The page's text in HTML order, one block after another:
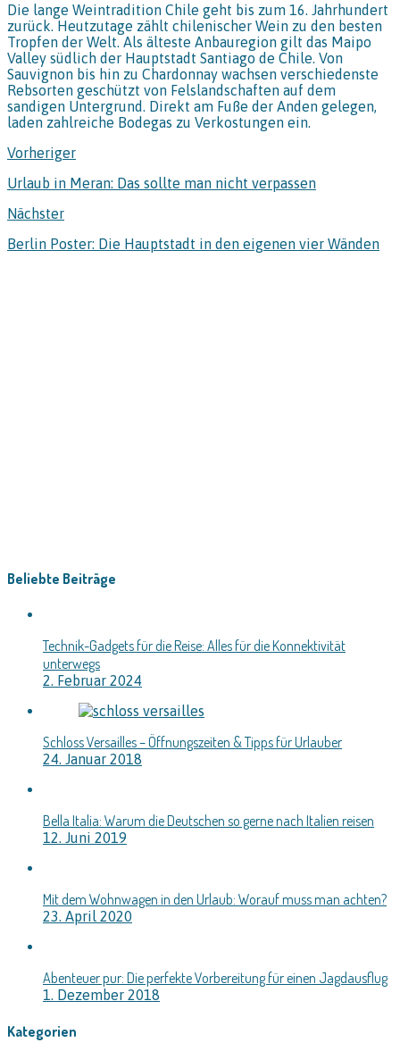
Die lange Weintradition Chile geht bis zum 16. Jahrhundert
zurück. Heutzutage zählt chilenischer Wein zu den besten
Tropfen der Welt. Als älteste Anbauregion gilt das Maipo
Valley südlich der Hauptstadt Santiago de Chile. Von
Sauvignon bis hin zu Chardonnay wachsen verschiedenste
Rebsorten geschützt von Felslandschaften auf dem
sandigen Untergrund. Direkt am Fuße der Anden gelegen,
laden zahlreiche Bodegas zu Verkostungen ein.
Vorheriger
Urlaub in Meran: Das sollte man nicht verpassen
Nächster
Berlin Poster: Die Hauptstadt in den eigenen vier Wänden
Beliebte Beiträge
Technik-Gadgets für die Reise: Alles für die Konnektivität
unterwegs
2. Februar 2024
Schloss Versailles – Öffnungszeiten & Tipps für Urlauber
24. Januar 2018
Bella Italia: Warum die Deutschen so gerne nach Italien reisen
12. Juni 2019
Mit dem Wohnwagen in den Urlaub: Worauf muss man achten?
23. April 2020
Abenteuer pur: Die perfekte Vorbereitung für einen Jagdausflug
1. Dezember 2018
Kategorien